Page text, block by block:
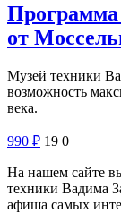
от
Музей техники
возможность
века.
990 ₽ 19 0
На нашем сайте
техники Вадима
афиша самых